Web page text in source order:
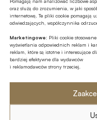
oraz służą do zrozumienia, w jaki
internetową. Te pliki cookie pomagają
odwiedzających, współczynnika
Marketingowe: Pliki cookie
wyświetlania odpowiednich reklam i
reklam, które są istotne i interesujące
bardziej efektywne dla wydawców
i reklamodawców strony trzeciej.
płatnicze, gdzie
po przekroczeniu
powinien
lub niedbalstwa?
Dlatego tak ważne
największej